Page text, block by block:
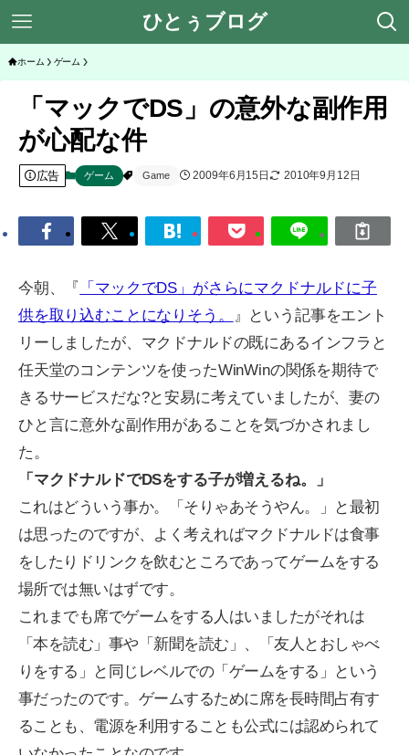
ひとぅブログ
ホーム ゲーム
「マックでDS」の意外な副作用
が心配な件
広告 ゲーム Game 2009年6月15日 2010年9月12日
今朝、『
「マックでDS」がさらにマクドナルドに子
供を取り込むことになりそう。
』という記事をエント
リーしましたが、マクドナルドの既にあるインフラと
任天堂のコンテンツを使ったWinWinの関係を期待で
きるサービスだな?と安易に考えていましたが、妻の
ひと言に意外な副作用があることを気づかされまし
た。
「マクドナルドでDSをする子が増えるね。」
これはどういう事か。「そりゃあそうやん。」と最初
は思ったのですが、よく考えればマクドナルドは食事
をしたりドリンクを飲むところであってゲームをする
場所では無いはずです。
これまでも席でゲームをする人はいましたがそれは
「本を読む」事や「新聞を読む」、「友人とおしゃべ
りをする」と同じレベルでの「ゲームをする」という
事だったのです。ゲームするために席を長時間占有す
ることも、電源を利用することも公式には認められて